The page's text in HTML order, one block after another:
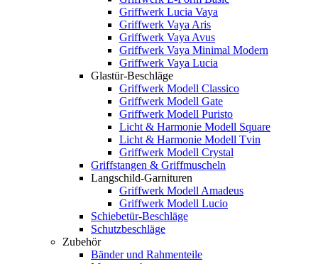
Griffwerk Lucia Vaya
Griffwerk Vaya Aris
Griffwerk Vaya Avus
Griffwerk Vaya Minimal Modern
Griffwerk Vaya Lucia
Glastür-Beschläge
Griffwerk Modell Classico
Griffwerk Modell Gate
Griffwerk Modell Puristo
Licht & Harmonie Modell Square
Licht & Harmonie Modell Tvin
Griffwerk Modell Crystal
Griffstangen & Griffmuscheln
Langschild-Garnituren
Griffwerk Modell Amadeus
Griffwerk Modell Lucio
Schiebetür-Beschläge
Schutzbeschläge
Zubehör
Bänder und Rahmenteile